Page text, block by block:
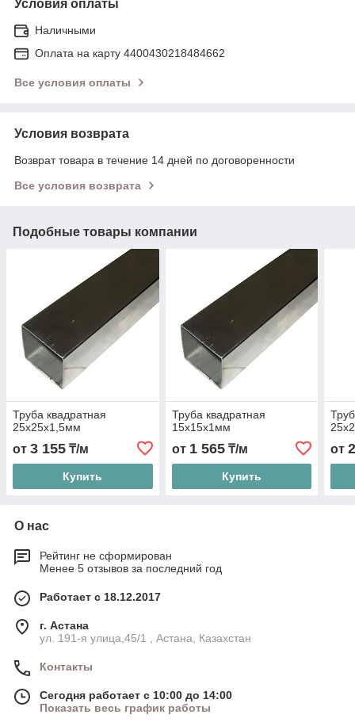
Условия оплаты
Наличными
Оплата на карту 4400430218484662
Все условия оплаты
Условия возврата
Возврат товара в течение 14 дней по договоренности
Все условия возврата
Подобные товары компании
Труба квадратная
25х25x1,5мм
от 3 155 ₸/м
Купить
Труба квадратная
15х15x1мм
от 1 565₸/м
Купить
от
О нас
Рейтинг не сформирован
Менее 5 отзывов за последний год
Работает с 18.12.2017
г. Астана
ул. 191-я улица,45/1 , Астана, Казахстан
Контакты
Сегодня работает с 10:00 до 14:00
Показать весь график работы